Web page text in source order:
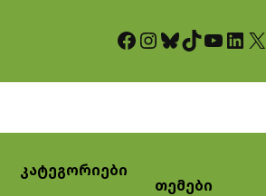
Facebook InstagramBluesky TikTok YouTube LinkedIn X
კატეგორიები
თემები